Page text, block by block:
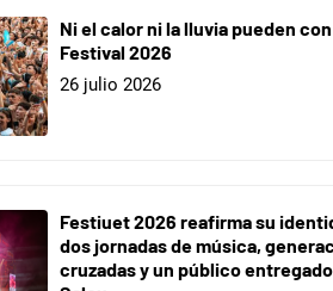
Ni el calor ni la lluvia pueden
Festival 2026
26 julio 2026
Festiuet 2026 reafirma su
dos jornadas de música,
cruzadas y un público